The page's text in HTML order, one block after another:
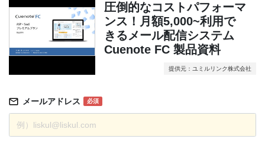
圧倒的なコストパフォーマ
ンス！月額5,000~利用で
きるメール配信システム
Cuenote FC 製品資料
提供元：ユミルリンク株式会社
メールアドレス 必須